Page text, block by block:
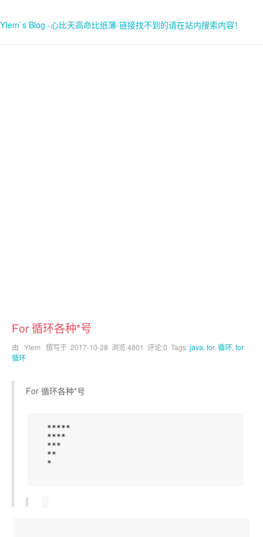
YIem`s Blog -心比天高命比纸薄-链接找不到的请在站内搜索内容！
For 循环各种*号
由 YIem 撰写于 2017-10-28 浏览:4801 评论:0 Tags:java, for, 循环, for
循环
For 循环各种*号
  *****
  ****
  ***
  **
  *